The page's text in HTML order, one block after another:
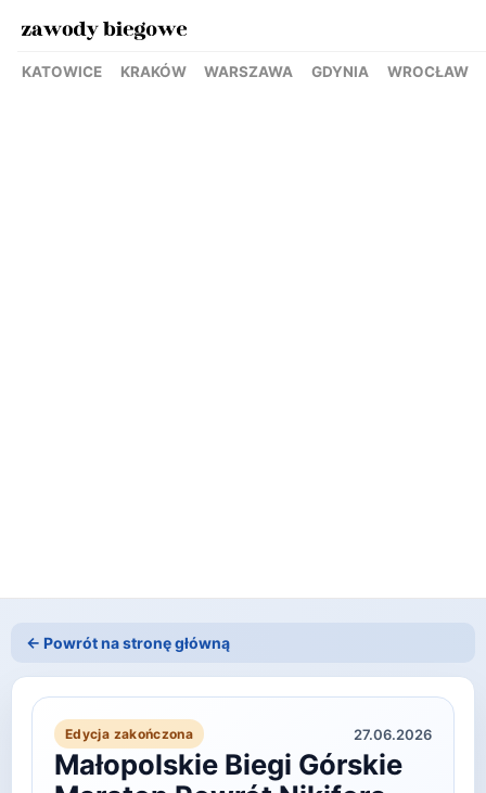
KATOWICE KRAKÓW WARSZAWA GDYNIA WROCŁAW
← Powrót na stronę główną
Edycja zakończona 27.06.2026
Małopolskie Biegi Górskie